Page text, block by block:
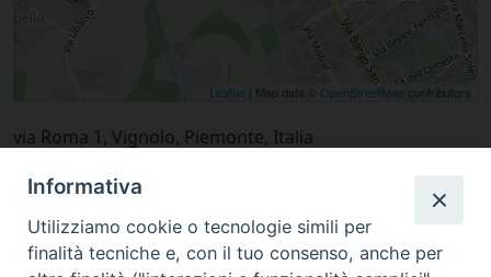
Leaflet | Map data © OpenStreetMap contributors
via Roma 1, Vignolo, Piemonte, Italia
Informativa
Utilizziamo cookie o tecnologie simili per
finalità tecniche e, con il tuo consenso, anche per